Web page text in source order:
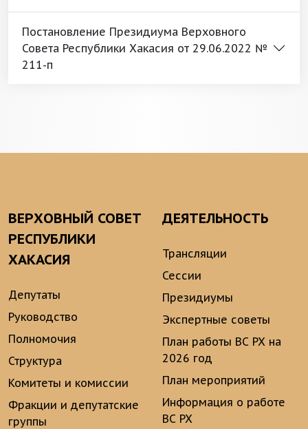
Постановление Президиума Верховного
Совета Республики Хакасия от 29.06.2022 №
211-п
ВЕРХОВНЫЙ СОВЕТ
РЕСПУБЛИКИ
ХАКАСИЯ
Депутаты
Руководство
Полномочия
Структура
Комитеты и комиссии
Фракции и депутатские
группы
ДЕЯТЕЛЬНОСТЬ
Трансляции
Сессии
Президиумы
Экспертные советы
План работы ВС РХ на
2026 год
План мероприятий
Информация о работе
ВС РХ